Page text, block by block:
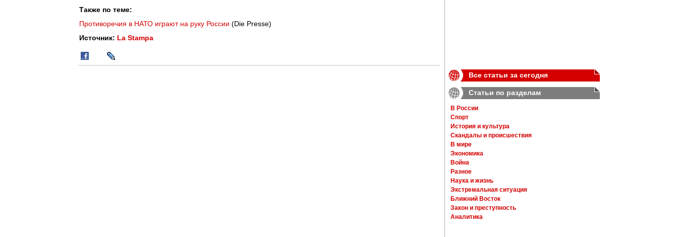
Также по теме:
Противоречия в НАТО играют на руку России (Die Presse)
Источник: La Stampa
Все статьи за сегодня
Статьи по разделам
В России
Спорт
История и культура
Скандалы и происшествия
В мире
Экономика
Война
Разное
Наука и жизнь
Экстремальная ситуация
Ближний Восток
Закон и преступность
Аналитика